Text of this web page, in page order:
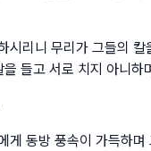
리니 무리가 그들의
들고 서로 치지 아니
동방 풍속이 가득하며